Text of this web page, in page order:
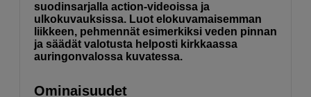
suodinsarjalla action-videoissa ja
ulkokuvauksissa. Luot elokuvamaisemman
liikkeen, pehmennät esimerkiksi veden pinnan
ja säädät valotusta helposti kirkkaassa
auringonvalossa kuvatessa.
Ominaisuudet